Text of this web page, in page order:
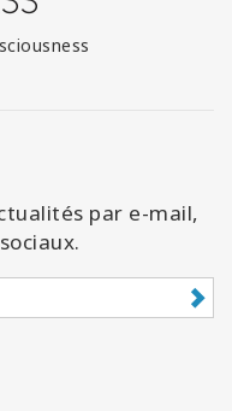
par e-mail,